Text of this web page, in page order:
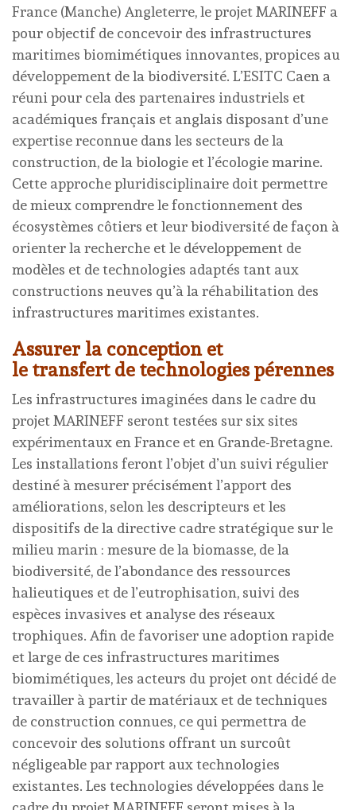
France (Manche) Angleterre, le projet MARINEFF a
pour objectif de concevoir des infrastructures
maritimes biomimétiques innovantes, propices au
développement de la biodiversité. L’ESITC Caen a
réuni pour cela des partenaires industriels et
académiques français et anglais disposant d’une
expertise reconnue dans les secteurs de la
construction, de la biologie et l’écologie marine.
Cette approche pluridisciplinaire doit permettre
de mieux comprendre le fonctionnement des
écosystèmes côtiers et leur biodiversité de façon à
orienter la recherche et le développement de
modèles et de technologies adaptés tant aux
constructions neuves qu’à la réhabilitation des
infrastructures maritimes existantes.
Assurer la conception et
le transfert de technologies pérennes
Les infrastructures imaginées dans le cadre du
projet MARINEFF seront testées sur six sites
expérimentaux en France et en Grande-Bretagne.
Les installations feront l’objet d’un suivi régulier
destiné à mesurer précisément l’apport des
améliorations, selon les descripteurs et les
dispositifs de la directive cadre stratégique sur le
milieu marin : mesure de la biomasse, de la
biodiversité, de l’abondance des ressources
halieutiques et de l’eutrophisation, suivi des
espèces invasives et analyse des réseaux
trophiques. Afin de favoriser une adoption rapide
et large de ces infrastructures maritimes
biomimétiques, les acteurs du projet ont décidé de
travailler à partir de matériaux et de techniques
de construction connues, ce qui permettra de
concevoir des solutions offrant un surcoût
négligeable par rapport aux technologies
existantes. Les technologies développées dans le